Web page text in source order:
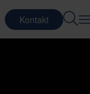
Kontakt